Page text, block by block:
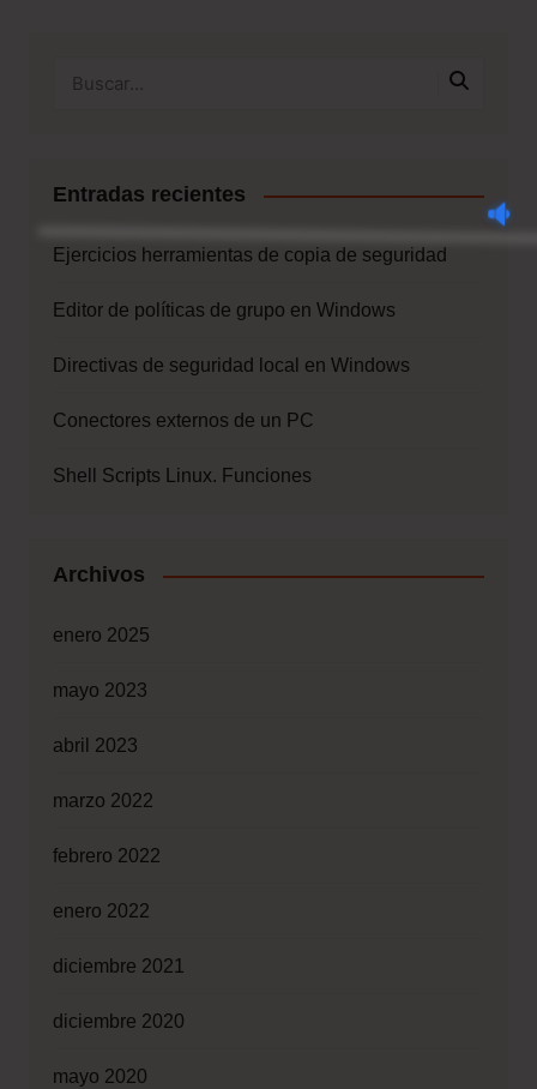
Entradas recientes
Ejercicios herramientas de copia de seguridad
Editor de políticas de grupo en Windows
Directivas de seguridad local en Windows
Conectores externos de un PC
Shell Scripts Linux. Funciones
Archivos
enero 2025
mayo 2023
abril 2023
marzo 2022
febrero 2022
enero 2022
diciembre 2021
diciembre 2020
mayo 2020